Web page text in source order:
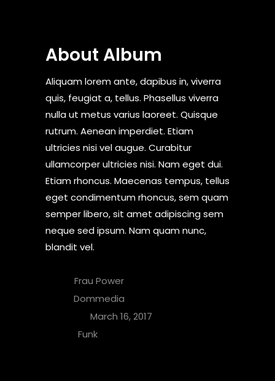
About Album
Aliquam lorem ante, dapibus in, viverra
quis, feugiat a, tellus. Phasellus viverra
nulla ut metus varius laoreet. Quisque
rutrum. Aenean imperdiet. Etiam
ultricies nisi vel augue. Curabitur
ullamcorper ultricies nisi. Nam eget dui.
Etiam rhoncus. Maecenas tempus, tellus
eget condimentum rhoncus, sem quam
semper libero, sit amet adipiscing sem
neque sed ipsum. Nam quam nunc,
blandit vel.
Frau Power
Dommedia
March 16, 2017
Funk